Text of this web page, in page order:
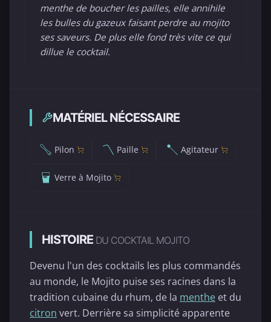
menthe de boucher les pailles, elle annihile
les bulles du gazeux faisant perdre au mojito
ses saveurs. De plus elle fond très vite ce qui
dillue le cocktail.
MATÉRIEL NÉCESSAIRE
Pilon Paille Agitateur
Verre à Mojito
HISTOIRE DU COCKTAIL MOJITO
Devenu l'un des cocktails les plus commandés
au monde, le Mojito puise ses racines dans la
tradition cubaine du rhum, de la menthe et du
citron vert. Derrière sa simplicité apparente